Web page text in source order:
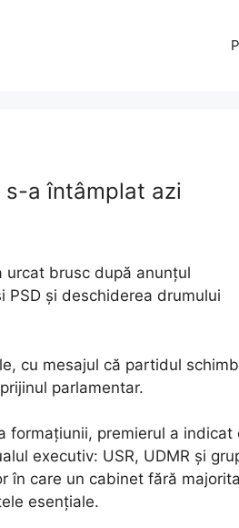
s-a întâmplat azi
urcat brusc după anunțul
PSD și deschiderea drumului
cu mesajul că partidul
parlamentar.
formațiunii, premierul a indicat
executiv: USR, UDMR și
în care un cabinet fără
esențiale.